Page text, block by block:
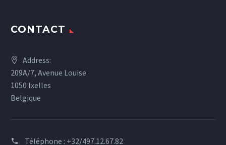
CONTACT
Address:
209A/7, Avenue Louise
1050 Ixelles
Belgique
Téléphone : +32/497.12.67.82